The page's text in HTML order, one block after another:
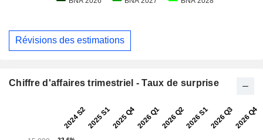
Révisions des estimations
Chiffre d'affaires trimestriel - Taux de surprise